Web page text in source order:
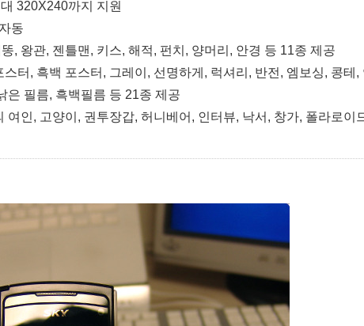
320X240까지 지원
동
, 왕관, 젠틀맨, 키스, 해적, 펀치, 양머리, 안경 등 11종 제공
터, 흑백 포스터, 그레이, 선명하게, 럭셔리, 반전, 엠보싱, 콩테,
은 필름, 흑백필름 등 21종 제공
인, 고양이, 권투장갑, 허니베어, 인터뷰, 낙서, 창가, 폴라로이